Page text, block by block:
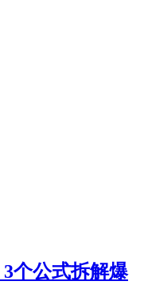
个公式拆解爆